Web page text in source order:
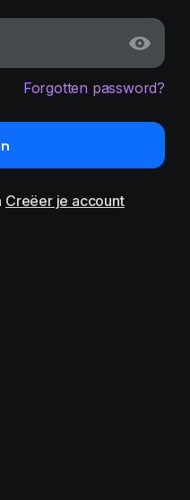
Forgotten password?
Creëer je account